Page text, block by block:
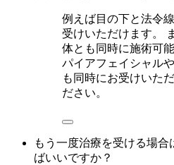
例えば目の下と法令
受けいただけます。
体とも同時に施術可
パイアフェイシャル
も同時にお受けいた
ださい。
もう一度治療を受ける場
ばいいですか？